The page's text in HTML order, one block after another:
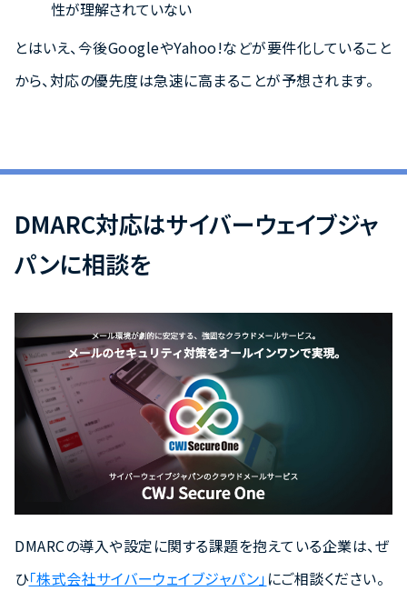
性が理解されていない
とはいえ、今後GoogleやYahoo!などが要件化していること
から、対応の優先度は急速に高まることが予想されます。
DMARC対応はサイバーウェイブジャ
パンに相談を
DMARCの導入や設定に関する課題を抱えている企業は、ぜ
ひ「株式会社サイバーウェイブジャパン」 にご相談ください。